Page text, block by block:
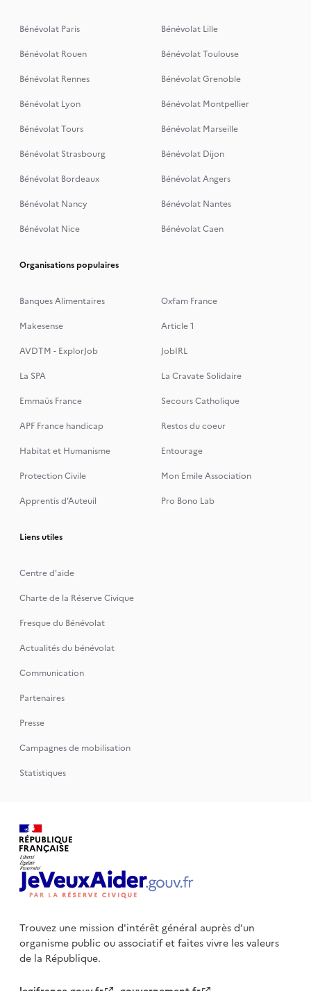
Bénévolat Paris
Bénévolat Lille
Bénévolat Rouen
Bénévolat Toulouse
Bénévolat Rennes
Bénévolat Grenoble
Bénévolat Lyon
Bénévolat Montpellier
Bénévolat Tours
Bénévolat Marseille
Bénévolat Strasbourg
Bénévolat Dijon
Bénévolat Bordeaux
Bénévolat Angers
Bénévolat Nancy
Bénévolat Nantes
Bénévolat Nice
Bénévolat Caen
Organisations populaires
Banques Alimentaires
Oxfam France
Makesense
Article 1
AVDTM - ExplorJob
JobIRL
La SPA
La Cravate Solidaire
Emmaüs France
Secours Catholique
APF France handicap
Restos du coeur
Habitat et Humanisme
Entourage
Protection Civile
Mon Emile Association
Apprentis d’Auteuil
Pro Bono Lab
Liens utiles
Centre d'aide
Charte de la Réserve Civique
Fresque du Bénévolat
Actualités du bénévolat
Communication
Partenaires
Presse
Campagnes de mobilisation
Statistiques
Trouvez une mission d'intérêt général auprès d’un
organisme publicou associatif et faites vivre les valeurs
de la République.